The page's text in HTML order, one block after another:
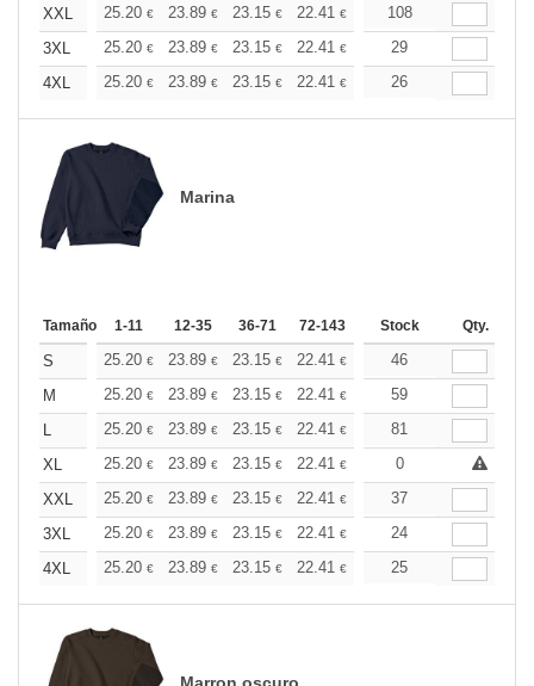
XXL
25.20 € 23.89 € 23.15 € 22.41 € 21.28€
108
3XL
25.20 € 23.89 € 23.15 € 22.41 € 21.28€
29
4XL
25.20 € 23.89 € 23.15 € 22.41 € 21.28€
26
Marina
Tamaño 1-11 12-35 36-71 72-143 144-287 288 +
Stock Qty.
S 25.20 € 23.89 € 23.15 € 22.41 € 21.28€
46
M
25.20 € 23.89 € 23.15 € 22.41 € 21.28€
59
L
25.20 € 23.89 € 23.15 € 22.41 € 21.28€
81
XL
25.20 € 23.89 € 23.15 € 22.41 € 21.28 €
0
XXL
25.20 € 23.89 € 23.15 € 22.41 € 21.28€
37
3XL
25.20 € 23.89 € 23.15 € 22.41 € 21.28€
24
4XL
25.20 € 23.89 € 23.15 € 22.41 € 21.28€
25
Marron oscuro